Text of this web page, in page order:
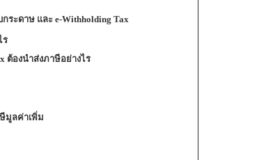
ะดาษ และ e-Withholding Tax
ร
ต้องนำส่งภาษีอย่างไร
มูลค่าเพิ่ม